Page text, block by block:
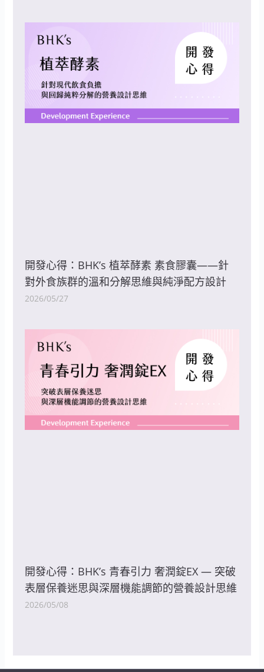
開發心得：BHK’s 植萃酵素 素食膠囊——針
對外食族群的溫和分解思維與純淨配方設計
2026/05/27
開發心得：BHK’s 青春引力 奢潤錠EX — 突破
表層保養迷思與深層機能調節的營養設計思維
2026/05/08